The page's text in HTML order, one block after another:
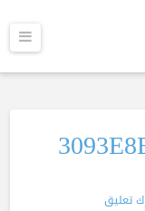
تعليق